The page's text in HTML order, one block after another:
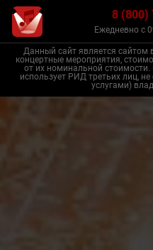
8 (800)
Ежедневно с
Данный сайт является сайтом
концертные мероприятия,
от их номинальной стоимости.
использует РИД третьих лиц,
услугами)